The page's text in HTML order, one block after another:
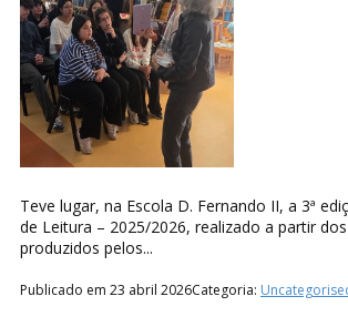
Teve lugar, na Escola D. Fernando II, a 3ª
de Leitura – 2025/2026, realizado a partir
produzidos pelos...
Publicado em 23 abril 2026Categoria: